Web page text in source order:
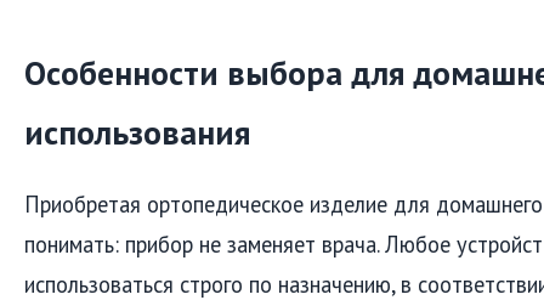
Особенности выбора для
использования
Приобретая ортопедическое изделие для
понимать: прибор не заменяет врача. Любое
использоваться строго по назначению, в